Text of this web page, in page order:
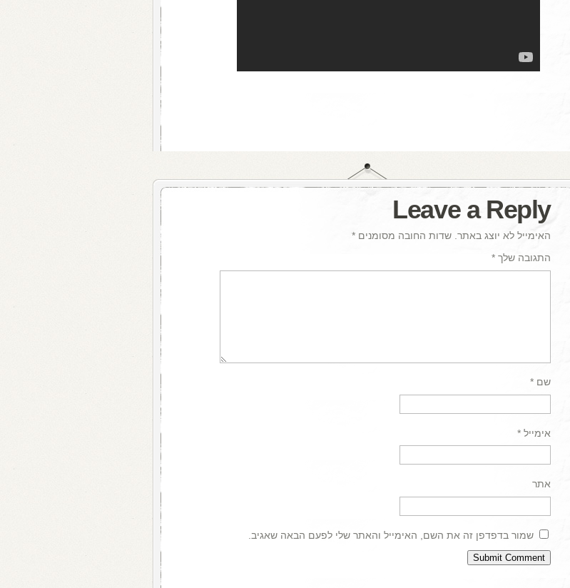
Leave a Reply
האימייל לא יוצג באתר. שדות החובה מסומנים *
התגובה שלך *
שם *
אימייל *
אתר
שמור בדפדפן זה את השם, האימייל והאתר שלי לפעם הבאה שאגיב.